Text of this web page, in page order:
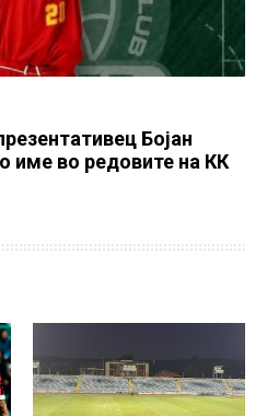
Бојан
име во редовите на КК